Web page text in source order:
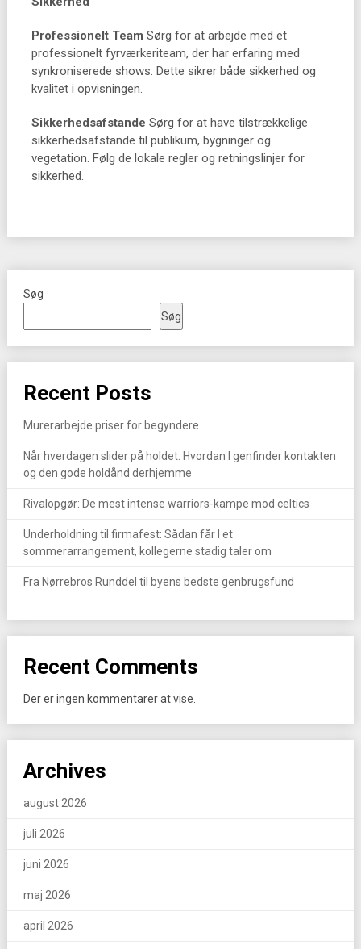
Professionelt Team Sørg for at arbejde med et
professionelt fyrværkeriteam, der har erfaring med
synkroniserede shows. Dette sikrer både sikkerhed og
kvalitet i opvisningen.
Sikkerhedsafstande Sørg for at have tilstrækkelige
sikkerhedsafstande til publikum, bygninger og
vegetation. Følg de lokale regler og retningslinjer for
sikkerhed.
Søg
Søg
Recent Posts
Murerarbejde priser for begyndere
Når hverdagen slider på holdet: Hvordan I genfinder kontakten
og den gode holdånd derhjemme
Rivalopgør: De mest intense warriors-kampe mod celtics
Underholdning til firmafest: Sådan får I et
sommerarrangement, kollegerne stadig taler om
Fra Nørrebros Runddel til byens bedste genbrugsfund
Recent Comments
Der er ingen kommentarer at vise.
Archives
august 2026
juli 2026
juni 2026
maj 2026
april 2026